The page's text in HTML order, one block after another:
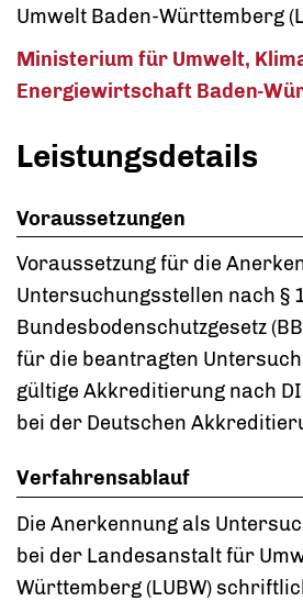
Umwelt Baden-Württemberg
Ministerium für Umwelt,
Energiewirtschaft Baden-
Leistungsdetails
Voraussetzungen
Voraussetzung für die
Untersuchungsstellen nach §
Bundesbodenschutzgesetz
für die beantragten
gültige Akkreditierung nach
bei der Deutschen
Verfahrensablauf
Die Anerkennung als
bei der Landesanstalt für
Württemberg (LUBW)